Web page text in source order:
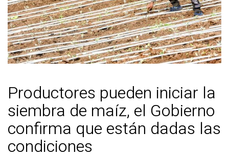
Productores pueden iniciar la
siembra de maíz, el Gobierno
confirma que están dadas las
condiciones